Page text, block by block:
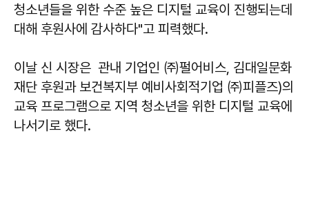
청소년들을 위한 수준 높은 디지털 교육이 진행되는데
대해 후원사에 감사하다"고 피력했다.
이날 신 시장은 관내 기업인 ㈜펄어비스, 김대일문화
재단 후원과 보건복지부 예비사회적기업 ㈜피플즈)의
교육 프로그램으로 지역 청소년을 위한 디지털 교육에
나서기로 했다.